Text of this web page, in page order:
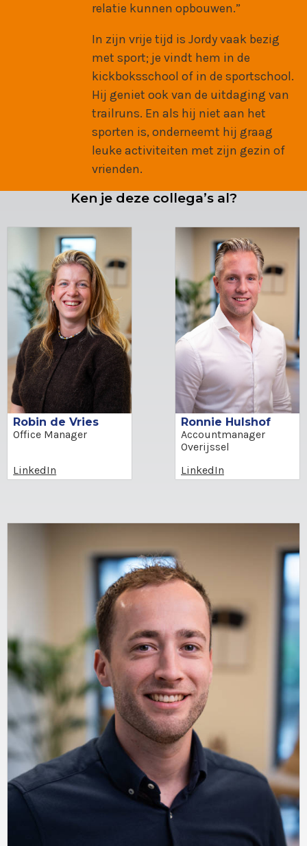
relatie kunnen opbouwen.”
In zijn vrije tijd is Jordy vaak bezig
met sport; je vindt hem in de
kickboksschool of in de sportschool.
Hij geniet ook van de uitdaging van
trailruns. En als hij niet aan het
sporten is, onderneemt hij graag
leuke activiteiten met zijn gezin of
vrienden.
Ken je deze collega’s al?
Robin de Vries
Office Manager
LinkedIn
Ronnie Hulshof
Accountmanager
Overijssel
LinkedIn